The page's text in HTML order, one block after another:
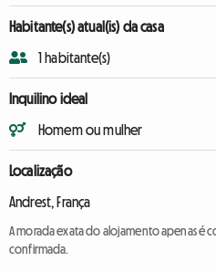
Habitante(s) atual(is) da casa
1 habitante(s)
Inquilino ideal
Homem ou mulher
Localização
Andrest, França
A morada exata do alojamento apenas é
confirmada.